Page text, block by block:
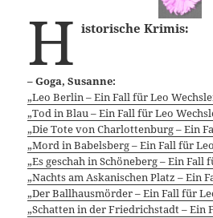
H istorische Krimis:
– Goga, Susanne:
„Leo Berlin – Ein Fall für Leo
„Tod in Blau – Ein Fall für Leo
„Die Tote von Charlottenburg – Ein
„Mord in Babelsberg – Ein Fall für
„Es geschah in Schöneberg – Ein Fall
„Nachts am Askanischen Platz – Ein
„Der Ballhausmörder – Ein Fall für
„Schatten in der Friedrichstadt – Ein